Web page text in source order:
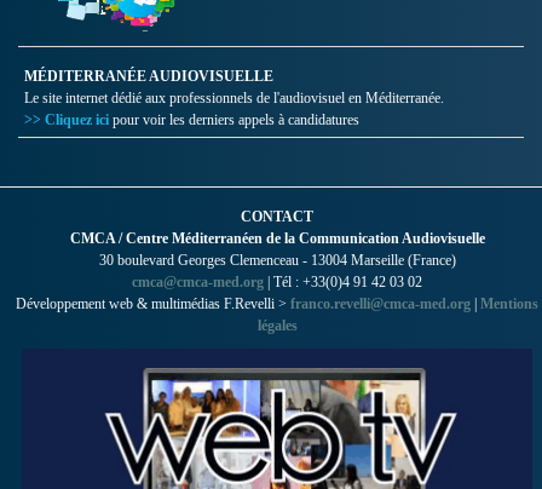
MÉDITERRANÉE AUDIOVISUELLE
Le site internet dédié aux professionnels de l'audiovisuel en Méditerranée.
>> Cliquez ici pour voir les derniers appels à candidatures
CONTACT
CMCA / Centre Méditerranéen de la Communication Audiovisuelle
30 boulevard Georges Clemenceau - 13004 Marseille (France)
cmca@cmca-med.org | Tél : +33(0)4 91 42 03 02
Développement web & multimédias F.Revelli > franco.revelli@cmca-med.org | Mentions
légales